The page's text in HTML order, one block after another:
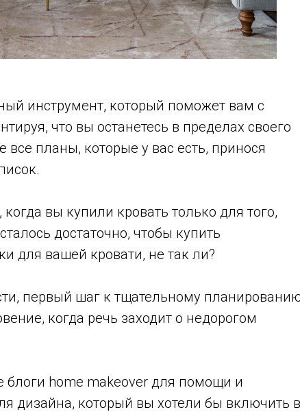
инструмент, который поможет вам с
что вы останетесь в пределах своего
планы, которые у вас есть, принося
вы купили кровать только для того,
достаточно, чтобы купить
для вашей кровати, не так ли?
первый шаг к тщательному
когда речь заходит о недорогом
блоги home makeover для помощи и
дизайна, который вы хотели бы включить в